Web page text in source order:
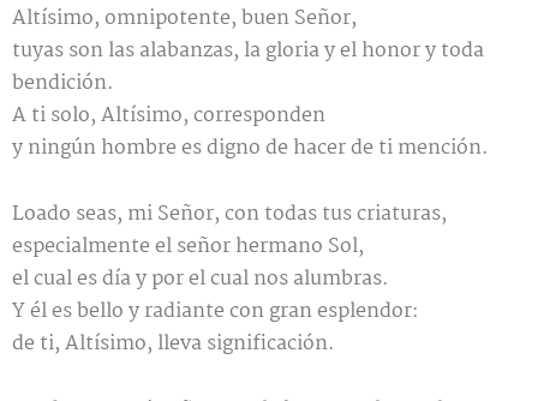
Altísimo, omnipotente, buen Señor,
tuyas son las alabanzas, la gloria y el honor y toda
bendición.
A ti solo, Altísimo, corresponden
y ningún hombre es digno de hacer de ti mención.
Loado seas, mi Señor, con todas tus criaturas,
especialmente el señor hermano Sol,
el cual es día y por el cual nos alumbras.
Y él es bello y radiante con gran esplendor:
de ti, Altísimo, lleva significación.